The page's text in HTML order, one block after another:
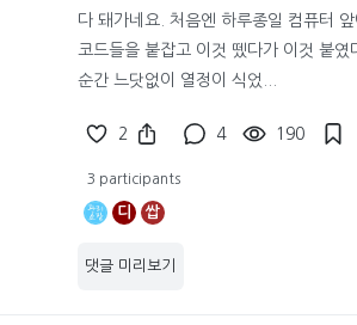
다 돼가네요. 처음엔 하루종일 컴퓨터
코드들을 붙잡고 이것 뗐다가 이것 붙였
순간 느닷없이 열정이 식었...
2 4 190
3 participants
디 쌉
댓글 미리보기